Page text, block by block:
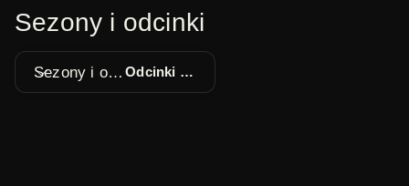
Sezony i odcinki
Sezony i odcinki Odcinki 1 - 13